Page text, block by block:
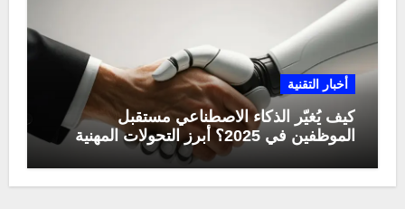
أخبار التقنية
كيف يُغيّر الذكاء الاصطناعي مستقبل
الموظفين في 2025؟ أبرز التحولات المهنية